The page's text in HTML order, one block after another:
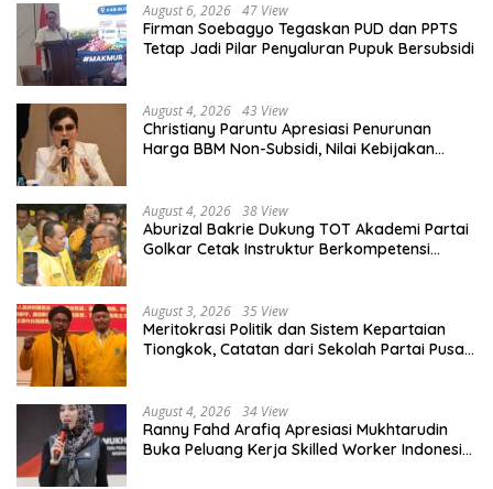
August 6, 2026 47 View
Firman Soebagyo Tegaskan PUD dan PPTS
Tetap Jadi Pilar Penyaluran Pupuk Bersubsidi
August 4, 2026 43 View
Christiany Paruntu Apresiasi Penurunan
Harga BBM Non-Subsidi, Nilai Kebijakan
August 4, 2026 38 View
Aburizal Bakrie Dukung TOT Akademi Partai
Golkar Cetak Instruktur Berkompetensi
August 3, 2026 35 View
Meritokrasi Politik dan Sistem Kepartaian
Tiongkok, Catatan dari Sekolah Partai Pusat
August 4, 2026 34 View
Ranny Fahd Arafiq Apresiasi Mukhtarudin
Buka Peluang Kerja Skilled Worker Indonesia